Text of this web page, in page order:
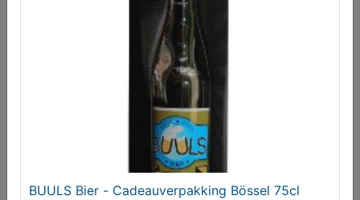
BUULS Bier - Cadeauverpakking Bössel 75cl